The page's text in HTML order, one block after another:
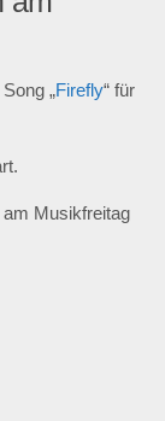
„Firefly“ für
am Musikfreitag